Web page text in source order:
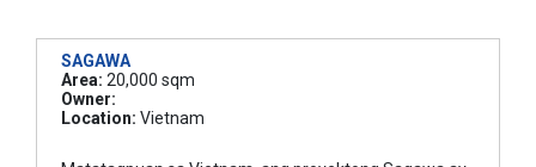
SAGAWA
Area: 20,000 sqm
Owner:
Location: Vietnam